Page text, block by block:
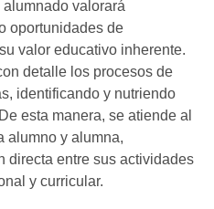
valorará
oportunidades de
valor educativo inherente.
detalle los procesos de
identificando y nutriendo
esta manera, se atiende al
alumno y alumna,
directa entre sus actividades
y curricular.